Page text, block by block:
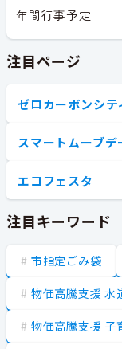
年間行事予定
注目ページ
ゼロカーボンシテ
スマートムーブデ
エコフェスタ
注目キーワード
市指定ごみ袋
物価高騰支援 水
物価高騰支援 子